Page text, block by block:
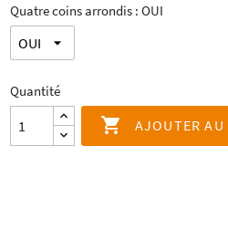
Quatre coins arrondis : OUI
Quantité
 AJOUTER AU